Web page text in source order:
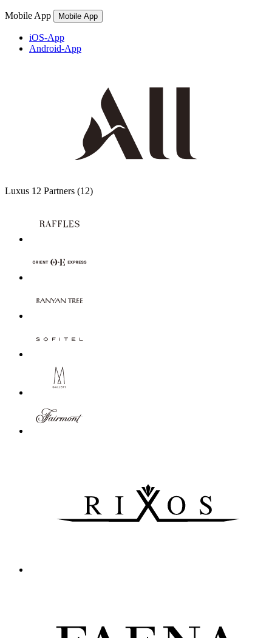
Mobile App Mobile App
iOS-App
Android-App
Luxus 12 Partners (12)